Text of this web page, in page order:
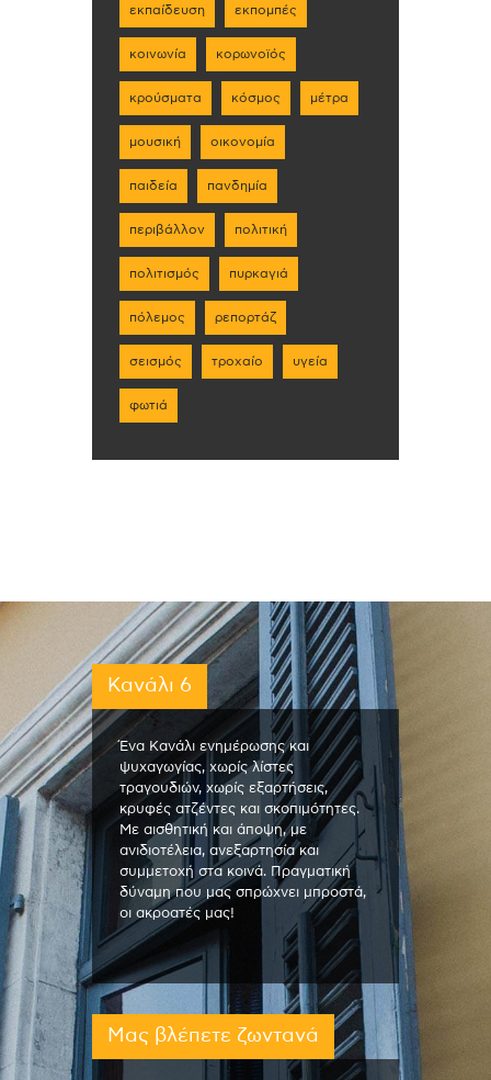
εκπαίδευση εκπομπές
κοινωνία κορωνοϊός
κρούσματα κόσμος μέτρα
μουσική οικονομία
παιδεία πανδημία
περιβάλλον πολιτική
πολιτισμός πυρκαγιά
πόλεμος ρεπορτάζ
σεισμός τροχαίο υγεία
φωτιά
Κανάλι 6
Ένα Κανάλι ενημέρωσης και
ψυχαγωγίας, χωρίς λίστες
τραγουδιών, χωρίς εξαρτήσεις,
κρυφές ατζέντες και σκοπιμότητες.
Με αισθητική και άποψη, με
ανιδιοτέλεια, ανεξαρτησία και
συμμετοχή στα κοινά. Πραγματική
δύναμη που μας σπρώχνει μπροστά,
οι ακροατές μας!
Μας βλέπετε ζωντανά